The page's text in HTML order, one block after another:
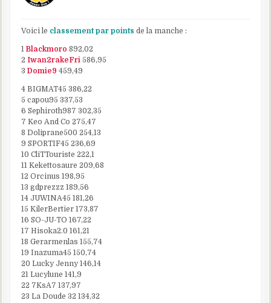
Voici le classement par points de la manche :
1Blackmoro 892,02
2 Iwan2rakeFri 586,95
3Domie9 459,49
4 BIGMAT45 386,22
5 capou95 337,53
6 Sephiroth987 302,35
7 Keo And Co 275,47
8 Doliprane500 254,13
9 SPORTIF45 236,69
10 CliTTouriste 222,1
11 Kekettosaure 209,68
12 Orcinus 198,95
13 gdprezzz 189,56
14 JUWINA45 181,26
15 KilerBertier 173,87
16 SO-JU-TO 167,22
17 Hisoka2.0 161,21
18 Gerarmenlas 155,74
19 Inazuma45 150,74
20 Lucky Jenny 146,14
21 Lucylune 141,9
22 7KsA7 137,97
23 La Doude 32 134,32